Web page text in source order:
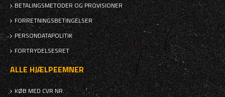
BETALINGSMETODER OG PROVISIONER
FORRETNINGSBETINGELSER
PERSONDATAPOLITIK
FORTRYDELSESRET
ALLE HJÆLPEEMNER
KØB MED CVR NR.